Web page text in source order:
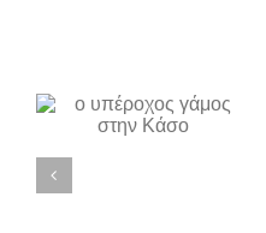
γάμος.
άργησε